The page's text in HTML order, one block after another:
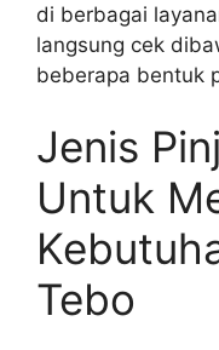
di berbagai
langsung cek
beberapa bentuk
Jenis
Untuk
Tebo